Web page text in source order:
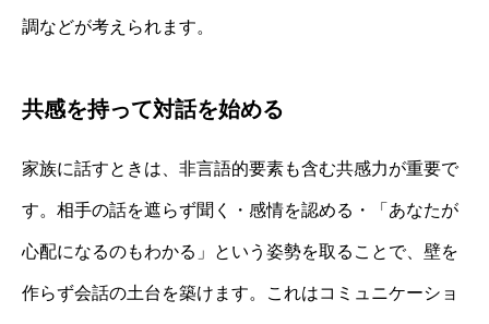
調などが考えられます。
共感を持って対話を始める
家族に話すときは、非言語的要素も含む共感力が重要で
す。相手の話を遮らず聞く・感情を認める・「あなたが
心配になるのもわかる」という姿勢を取ることで、壁を
作らず会話の土台を築けます。これはコミュニケーショ